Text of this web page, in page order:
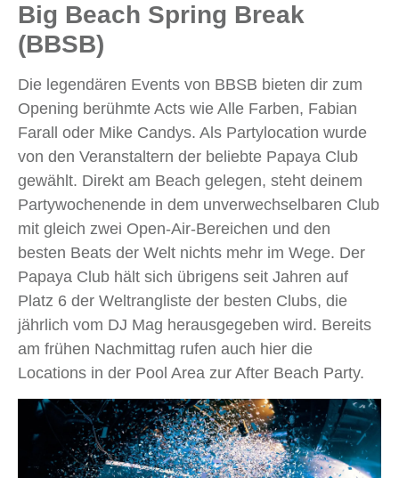
Big Beach Spring Break
(BBSB)
Die legendären Events von BBSB bieten dir zum
Opening berühmte Acts wie Alle Farben, Fabian
Farall oder Mike Candys. Als Partylocation wurde
von den Veranstaltern der beliebte Papaya Club
gewählt. Direkt am Beach gelegen, steht deinem
Partywochenende in dem unverwechselbaren Club
mit gleich zwei Open-Air-Bereichen und den
besten Beats der Welt nichts mehr im Wege. Der
Papaya Club hält sich übrigens seit Jahren auf
Platz 6 der Weltrangliste der besten Clubs, die
jährlich vom DJ Mag herausgegeben wird. Bereits
am frühen Nachmittag rufen auch hier die
Locations in der Pool Area zur After Beach Party.